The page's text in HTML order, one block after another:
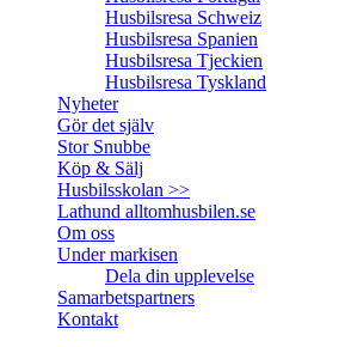
Husbilsresa Schweiz
Husbilsresa Spanien
Husbilsresa Tjeckien
Husbilsresa Tyskland
Nyheter
Gör det själv
Stor Snubbe
Köp & Sälj
Husbilsskolan >>
Lathund alltomhusbilen.se
Om oss
Under markisen
Dela din upplevelse
Samarbetspartners
Kontakt